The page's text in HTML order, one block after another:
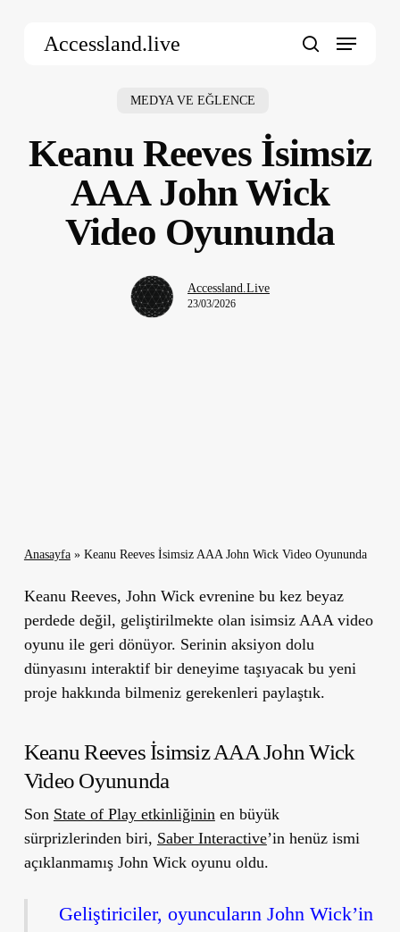
Accessland.live Menu
MEDYA VE EĞLENCE
Keanu Reeves İsimsiz
AAA John Wick
Video Oyununda
Accessland.Live
23/03/2026
Anasayfa» Keanu Reeves İsimsiz AAA John Wick Video Oyununda
Keanu Reeves, John Wick evrenine bu kez beyaz
perdede değil, geliştirilmekte olan isimsiz AAA video
oyunu ile geri dönüyor. Serinin aksiyon dolu
dünyasını interaktif bir deneyime taşıyacak bu yeni
proje hakkında bilmeniz gerekenleri paylaştık.
Keanu Reeves İsimsiz AAA John Wick
Video Oyununda
Son State of Play etkinliğinin en büyük
sürprizlerinden biri, Saber Interactive’in henüz ismi
açıklanmamış John Wick oyunu oldu.
Geliştiriciler, oyuncuların John Wick’in